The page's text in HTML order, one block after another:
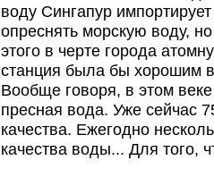
воду Сингапур
опреснять морскую воду,
этого в черте города
станция была бы хорошим
Вообще говоря, в этом
пресная вода. Уже сейчас
качества. Ежегодно
качества воды... Для того,